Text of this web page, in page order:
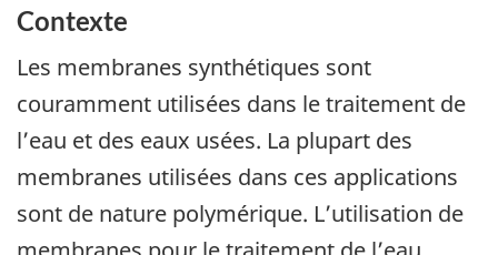
Contexte
Les membranes synthétiques sont
couramment utilisées dans le traitement de
l’eau et des eaux usées. La plupart des
membranes utilisées dans ces applications
sont de nature polymérique. L’utilisation de